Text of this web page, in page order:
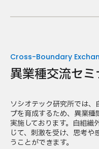
Cross-Boundary
異業種交流セミ
ソシオテック研究所では
プを育成するため、異業
実施しております。自組織
じて、刺激を受け、思考
うことができます。